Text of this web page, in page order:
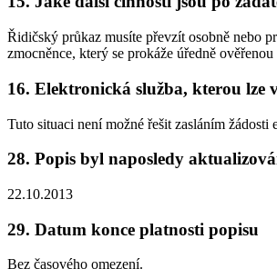
Řidičský průkaz musíte převzít osobně nebo
zmocněnce, který se prokáže úředně
16. Elektronická služba, kterou lze
Tuto situaci není možné řešit zasláním žádosti
28. Popis byl naposledy
22.10.2013
29. Datum konce platnosti popisu
Bez časového omezení.